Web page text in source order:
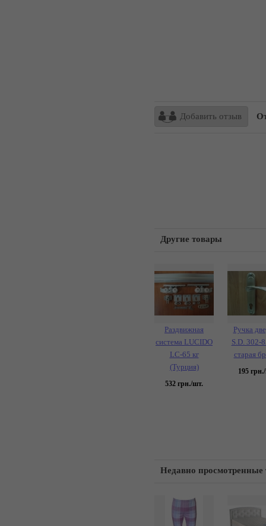
Добавить отзыв
Другие товары
Раздвижная
система LUCIDO
LC-65 кг
(Турция)
532 грн./шт.
Ручка
S.D. 302-
старая
195
Недавно просмотренные